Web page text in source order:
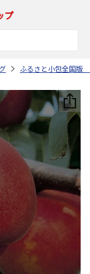
ふるさと小包全国版